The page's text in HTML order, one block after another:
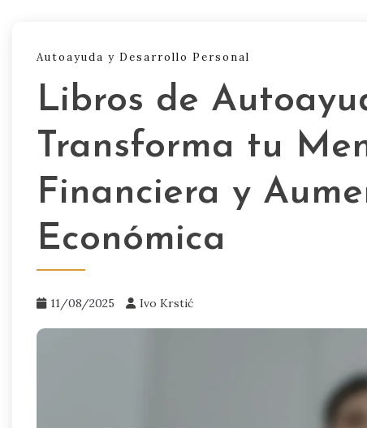
Autoayuda y Desarrollo Personal
Libros de
Transforma tu
Financiera y
Económica
11/08/2025 Ivo Krstić